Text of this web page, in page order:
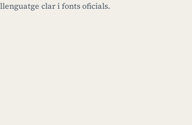
llenguatge clar i fonts oficials.